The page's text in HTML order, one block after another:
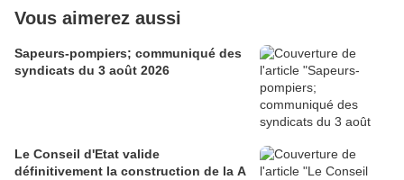
Vous aimerez aussi
Sapeurs-pompiers; communiqué des
syndicats du 3 août 2026
Le Conseil d'Etat valide
définitivement la construction de la A